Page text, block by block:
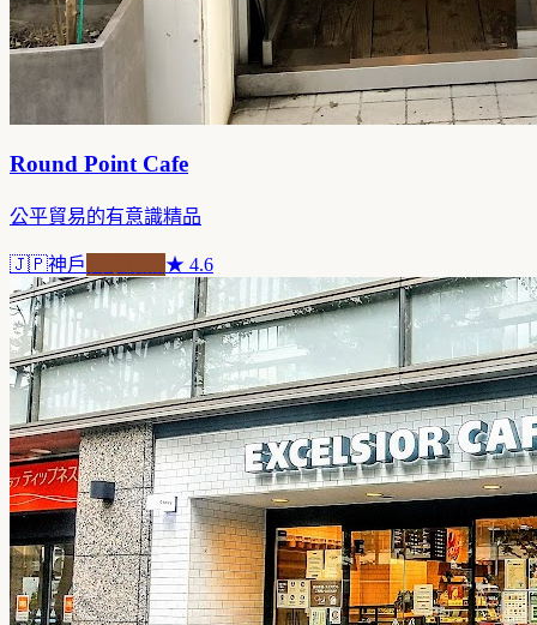
Round Point Cafe
公平貿易的有意識精品
🇯🇵神戶 ★ 4.6